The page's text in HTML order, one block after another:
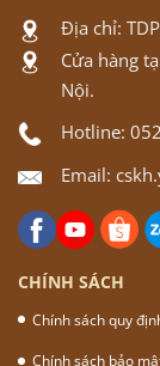
Địa chỉ:
Cửa hàng
Nội.
Hotline:
Email:
CHÍNH SÁCH
Chính sách quy
Chính sách bảo